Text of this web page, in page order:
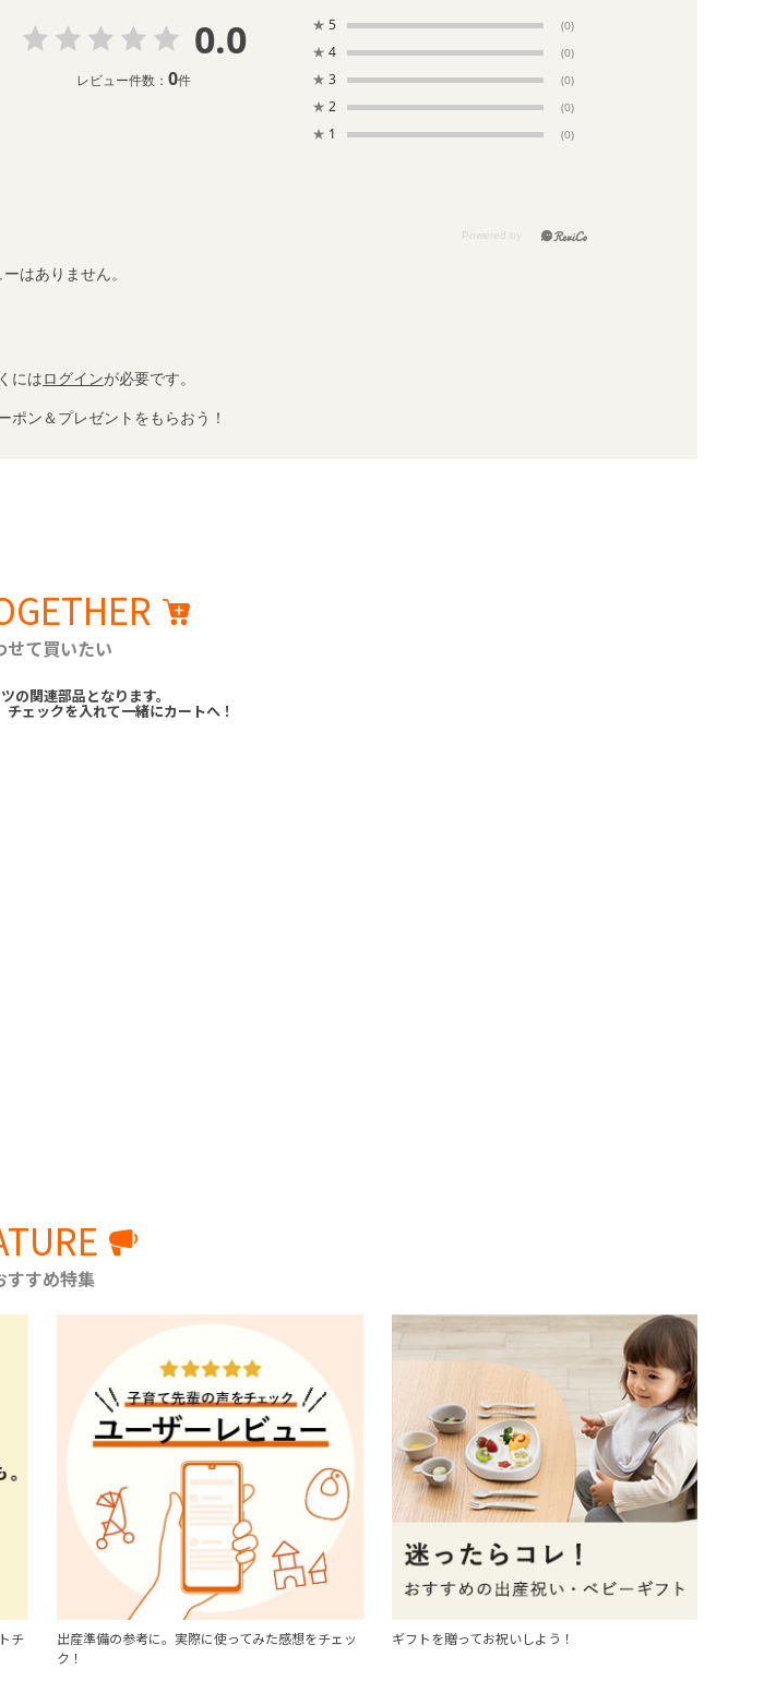
0.0
レビュー件数： 0件
★ 5 (0)
★ 4 (0)
★ 3 (0)
★ 2 (0)
★ 1 (0)
ーはありません。
にはログインが必要です。
ポン＆プレゼントをもらおう！
せて買いたい
の関連部品となります。
ェックを入れて一緒にカートへ！
すすめ特集
チ
出産準備の参考に。実際に使ってみた感想をチェッ
ク！
ギフトを贈ってお祝いしよう！